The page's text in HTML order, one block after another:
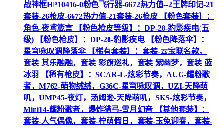
战神框HP10416-0粉色飞行器-6672热力值--2王牌印记-21
套装-26枪皮-6672热力值-21套装-26枪皮 【粉色套装】：
角色-夜鸢箴言 【粉色枪皮等级】：DP-28-豹影疾电(五
级) 【粉色枪皮】：DP-28-豹影疾电 【粉色降落伞】：
星穹咏叹调降落伞 【稀有套装】：套装-云宝联名款，
套装-其乐融融，套装-彩旗巡礼，套装-紫幽梦，套装-蓝
冰羽 【稀有枪皮】：SCAR-L-炫彩节奏，AUG-耀粉歌
者，M762-萌物绒绒，G36C-星穹咏叹调，UZI-天降萌
叽，UMP45-夜灯，汤姆逊-天降萌叽，SKS-炫彩节奏，
Mini14-耀粉歌者，爆炸猎弓-雪月幻音 【其他套装】：
套装-人气偶像，套装-柠萌假日，套装-玉兔迎春，套装-